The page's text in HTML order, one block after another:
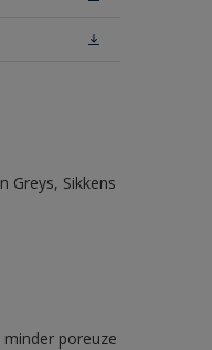
Greys, Sikkens
poreuze